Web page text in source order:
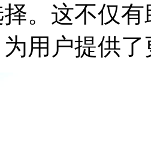
。这不仅
用户提供